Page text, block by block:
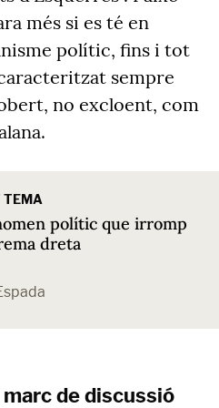
més si es té en
polític, fins i tot
sempre
no excloent, com
TEMA
polític que irromp
dreta
de discussió